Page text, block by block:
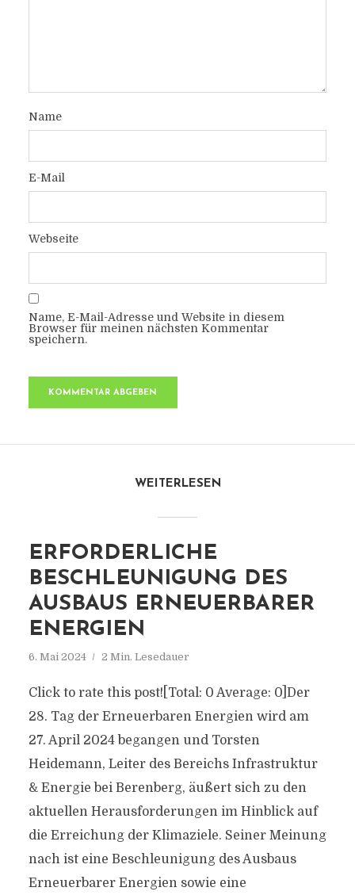
Name
E-Mail
Webseite
Name, E-Mail-Adresse und Website in diesem
Browser für meinen nächsten Kommentar
speichern.
WEITERLESEN
ERFORDERLICHE
BESCHLEUNIGUNG DES
AUSBAUS ERNEUERBARER
ENERGIEN
6. Mai 2024 2 Min. Lesedauer
Click to rate this post![Total: 0 Average: 0]Der
28. Tag der Erneuerbaren Energien wird am
27. April 2024 begangen und Torsten
Heidemann, Leiter des Bereichs Infrastruktur
& Energie bei Berenberg, äußert sich zu den
aktuellen Herausforderungen im Hinblick auf
die Erreichung der Klimaziele. Seiner Meinung
nach ist eine Beschleunigung des Ausbaus
Erneuerbarer Energien sowie eine